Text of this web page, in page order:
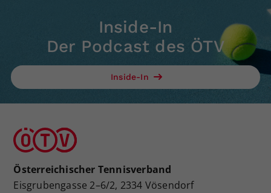
Inside-In
Der Podcast des ÖTV
Inside-In
Österreichischer Tennisverband
Eisgrubengasse 2–6/2, 2334 Vösendorf